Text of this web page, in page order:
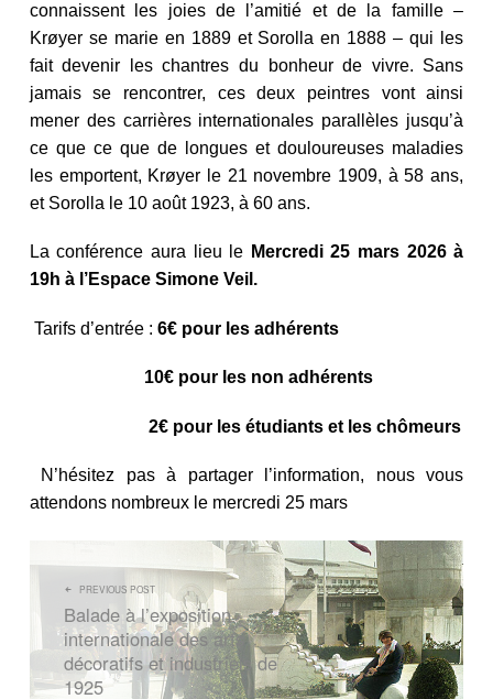
connaissent les joies de l’amitié et de la famille –
Krøyer se marie en 1889 et Sorolla en 1888 – qui les
fait devenir les chantres du bonheur de vivre. Sans
jamais se rencontrer, ces deux peintres vont ainsi
mener des carrières internationales parallèles jusqu’à
ce que ce que de longues et douloureuses maladies
les emportent, Krøyer le 21 novembre 1909, à 58 ans,
et Sorolla le 10 août 1923, à 60 ans.
La conférence aura lieu le Mercredi 25 mars 2026 à
19h à l’Espace Simone Veil.
Tarifs d’entrée : 6€ pour les adhérents
10€ pour les non adhérents
2€ pour les étudiants et les chômeurs
N’hésitez pas à partager l’information, nous vous
attendons nombreux le mercredi 25 mars
PREVIOUS POST
Balade à l’exposition
internationale des arts
décoratifs et industriels de
1925